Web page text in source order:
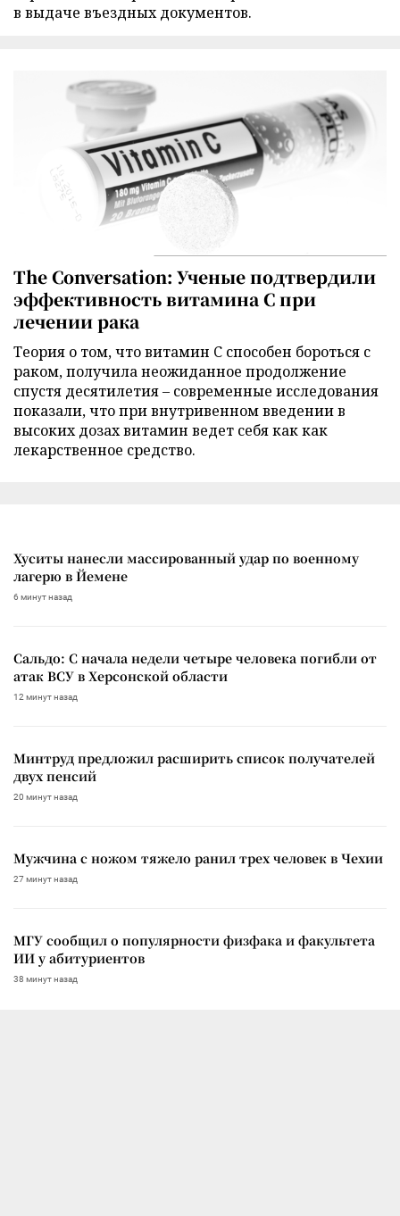
в выдаче въездных документов.
The Conversation: Ученые подтвердили
эффективность витамина C при
лечении рака
Теория о том, что витамин C способен бороться с
раком, получила неожиданное продолжение
спустя десятилетия – современные исследования
показали, что при внутривенном введении в
высоких дозах витамин ведет себя как как
лекарственное средство.
Хуситы нанесли массированный удар по военному
лагерю в Йемене
6 минут назад
Сальдо: С начала недели четыре человека погибли от
атак ВСУ в Херсонской области
12 минут назад
Минтруд предложил расширить список получателей
двух пенсий
20 минут назад
Мужчина с ножом тяжело ранил трех человек в Чехии
27 минут назад
МГУ сообщил о популярности физфака и факультета
ИИ у абитуриентов
38 минут назад